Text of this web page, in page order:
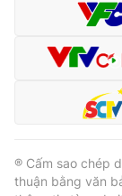
Video
VTV Money
VTV Sức khoẻ
® Cấm sao chép
thuận bằng văn